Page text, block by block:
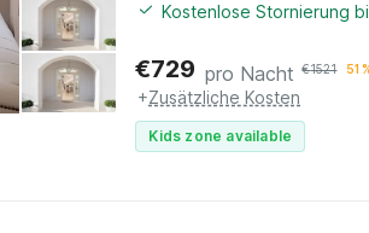
Kostenlose Stornierung
€729 pro Nacht €1521 51
+Zusätzliche Kosten
Kids zone available